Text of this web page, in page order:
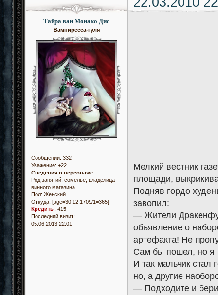
Тайра ван Монако Дио
Вампиресса-гуля
Сообщений: 332
Уважение: +22
Сведения о персонаже:
Род занятий: сомелье, владелица
винного магазина
Пол: Женский
Откуда: [age=30.12.1709/1=365]
Кредиты: 415
Последний визит:
05.06.2013 22:01
Мелкий вестник
площади,
Подняв гордо
завопил:
— Жители
объявление о
артефакта! Не
Сам бы пошел, но я
И так мальчик стал
но, а другие
— Подходите и